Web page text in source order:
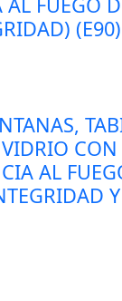
(E90)
VIDRIO
AL